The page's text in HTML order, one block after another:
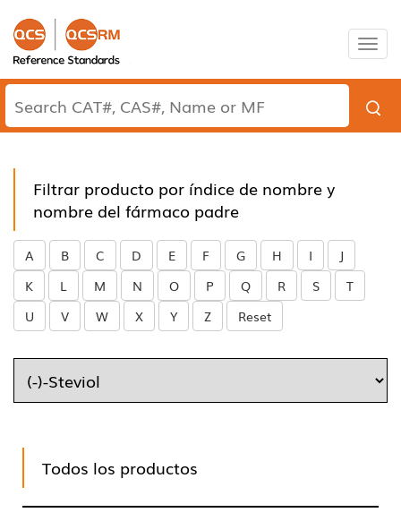
Filtrar producto por índice de nombre y
nombre del fármaco padre
A B C D E F G H I
J
K
L M N O P Q R S
T
U
V W X Y Z Reset
Todos los productos